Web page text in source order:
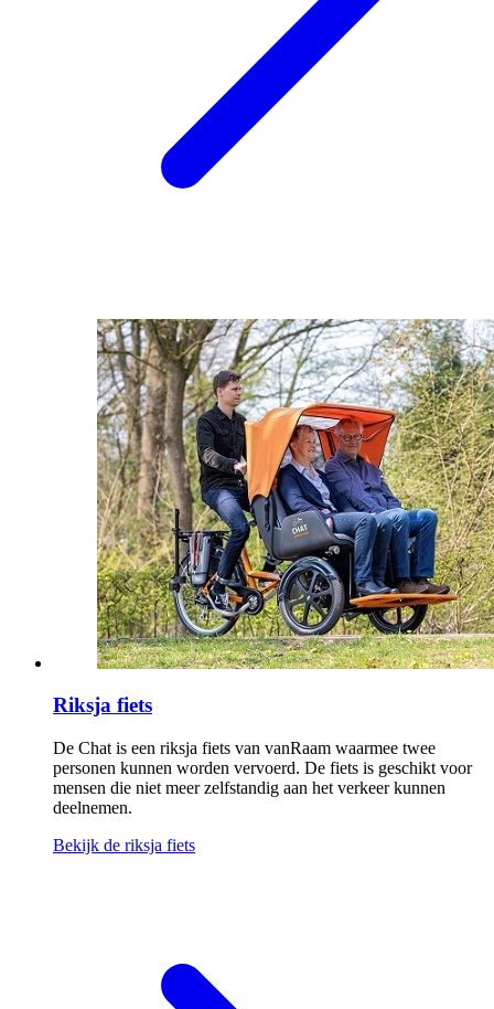
Riksja fiets
De Chat is een riksja fiets van vanRaam waarmee twee
personen kunnen worden vervoerd. De fiets is geschikt voor
mensen die niet meer zelfstandig aan het verkeer kunnen
deelnemen.
Bekijk de riksja fiets